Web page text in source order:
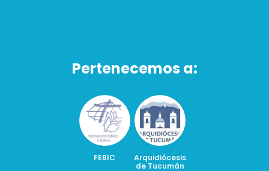
Pertenecemos a:
FEBIC
Arquidiócesis
de Tucumán